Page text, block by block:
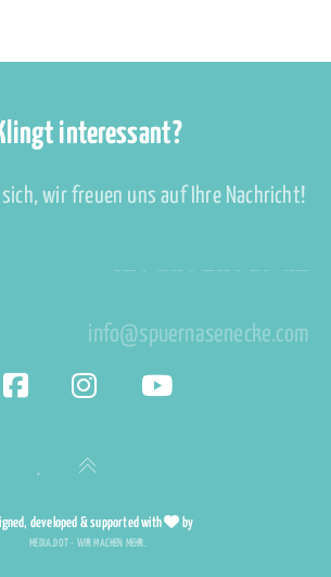
interessant?
sich, wir freuen uns auf Ihre Nachricht!
+43 677 639 656 73
info@spuernasenecke.com
developed & supported with by
MEDIA.DOT - WIR MACHEN MEHR.